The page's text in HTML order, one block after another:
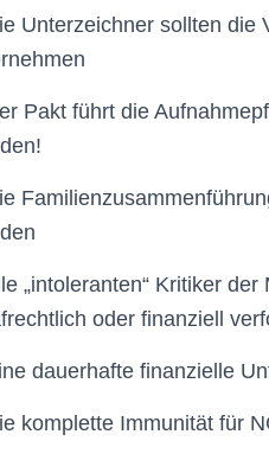
Unterzeichner sollten die
Pakt führt die
„intoleranten“ Kritiker
oder finanziell
dauerhafte finanzielle
komplette Immunität für